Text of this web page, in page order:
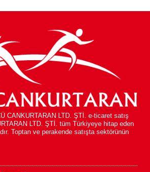
CANKURTARAN LTD. ŞTİ. e-ticaret satış
LTD. ŞTİ. tüm Türkiyeye hitap eden
Toptan ve perakende satışta sektörünün